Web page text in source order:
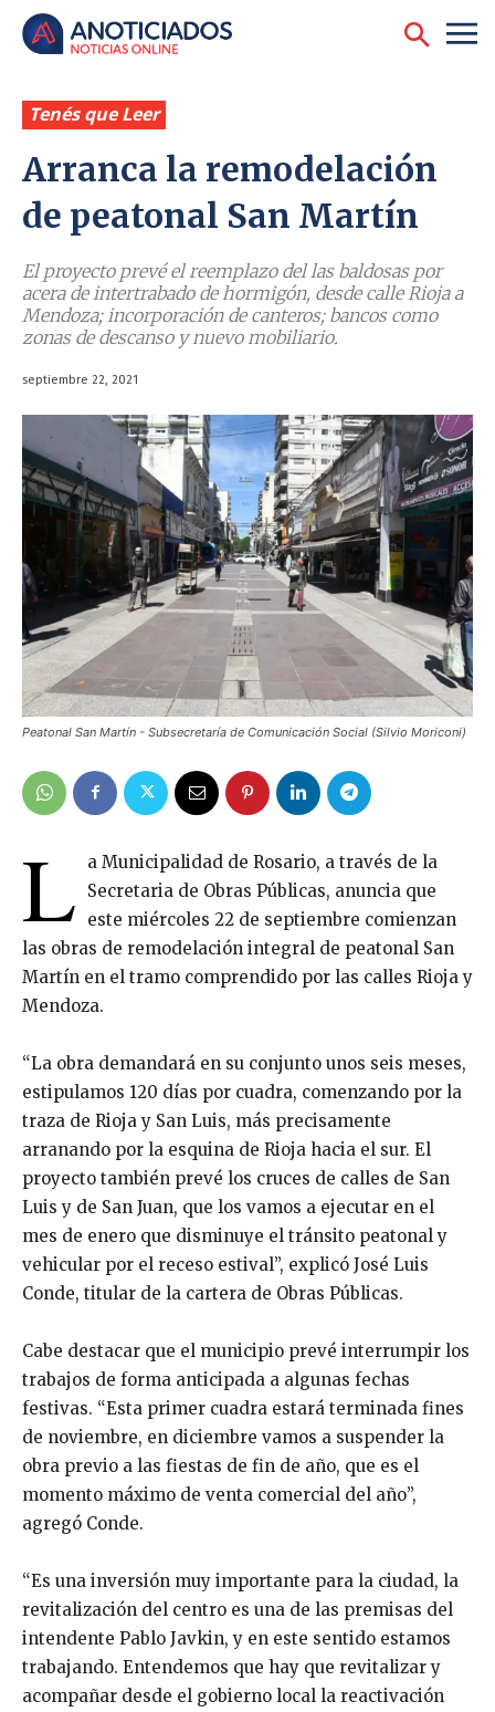
Tenés que Leer
Arranca la remodelación
de peatonal San Martín
El proyecto prevé el reemplazo del las baldosas por
acera de intertrabado de hormigón, desde calle Rioja a
Mendoza; incorporación de canteros; bancos como
zonas de descanso y nuevo mobiliario.
septiembre 22, 2021
Peatonal San Martín - Subsecretaría de Comunicación Social (Silvio Moriconi)
L
a Municipalidad de Rosario, a través de la
Secretaria de Obras Públicas, anuncia que
este miércoles 22 de septiembre comienzan
las obras de remodelación integral de peatonal San
Martín en el tramo comprendido por las calles Rioja y
Mendoza.
“La obra demandará en su conjunto unos seis meses,
estipulamos 120 días por cuadra, comenzando por la
traza de Rioja y San Luis, más precisamente
arranando por la esquina de Rioja hacia el sur. El
proyecto también prevé los cruces de calles de San
Luis y de San Juan, que los vamos a ejecutar en el
mes de enero que disminuye el tránsito peatonal y
vehicular por el receso estival”, explicó José Luis
Conde, titular de la cartera de Obras Públicas.
Cabe destacar que el municipio prevé interrumpir los
trabajos de forma anticipada a algunas fechas
festivas. “Esta primer cuadra estará terminada fines
de noviembre, en diciembre vamos a suspender la
obra previo a las fiestas de fin de año, que es el
momento máximo de venta comercial del año”,
agregó Conde.
“Es una inversión muy importante para la ciudad, la
revitalización del centro es una de las premisas del
intendente Pablo Javkin, y en este sentido estamos
trabajando. Entendemos que hay que revitalizar y
acompañar desde el gobierno local la reactivación